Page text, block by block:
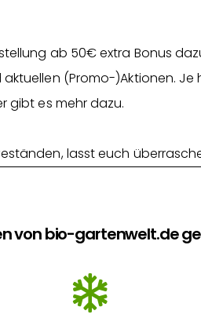
ab 50€ extra Bonus
(Promo-)Aktionen. Je
gibt es mehr dazu.
lasst euch
von bio-gartenwelt.de